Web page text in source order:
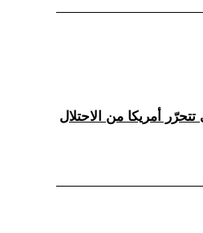
أمريكا من الاحتلال